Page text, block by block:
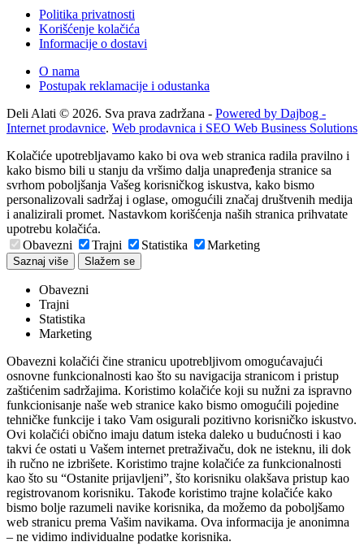
Politika privatnosti
Korišćenje kolačića
Informacije o dostavi
O nama
Postupak reklamacije i odustanka
Deli Alati © 2026. Sva prava zadržana - Powered by Dajbog -
Internet prodavnice. Web prodavnica i SEO Web Business Solutions
Kolačiće upotrebljavamo kako bi ova web stranica radila pravilno i
kako bismo bili u stanju da vršimo dalja unapređenja stranice sa
svrhom poboljšanja Vašeg korisničkog iskustva, kako bismo
personalizovali sadržaj i oglase, omogućili značaj društvenih medija
i analizirali promet. Nastavkom korišćenja naših stranica prihvatate
upotrebu kolačića.
Obavezni
Trajni Statistika Marketing
Saznaj više Slažem se
Obavezni
Trajni
Statistika
Marketing
Obavezni kolačići čine stranicu upotrebljivom omogućavajući
osnovne funkcionalnosti kao što su navigacija stranicom i pristup
zaštićenim sadržajima. Koristimo kolačiće koji su nužni za ispravno
funkcionisanje naše web stranice kako bismo omogućili pojedine
tehničke funkcije i tako Vam osigurali pozitivno korisničko iskustvo.
Ovi kolačići obično imaju datum isteka daleko u budućnosti i kao
takvi će ostati u Vašem internet pretraživaču, dok ne isteknu, ili dok
ih ručno ne izbrišete. Koristimo trajne kolačiće za funkcionalnosti
kao što su “Ostanite prijavljeni”, što korisniku olakšava pristup kao
registrovanom korisniku. Takođe koristimo trajne kolačiće kako
bismo bolje razumeli navike korisnika, da možemo da poboljšamo
web stranicu prema Vašim navikama. Ova informacija je anonimna
– ne vidimo individualne podatke korisnika.